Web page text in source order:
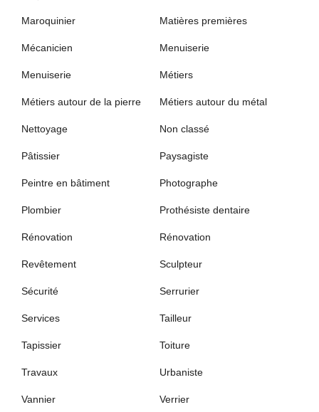
Maroquinier Matières premières
Mécanicien Menuiserie
Menuiserie Métiers
Métiers autour de la pierre Métiers autour du métal
Nettoyage Non classé
Pâtissier Paysagiste
Peintre en bâtiment Photographe
Plombier Prothésiste dentaire
Rénovation Rénovation
Revêtement Sculpteur
Sécurité Serrurier
Services Tailleur
Tapissier Toiture
Travaux Urbaniste
Vannier Verrier